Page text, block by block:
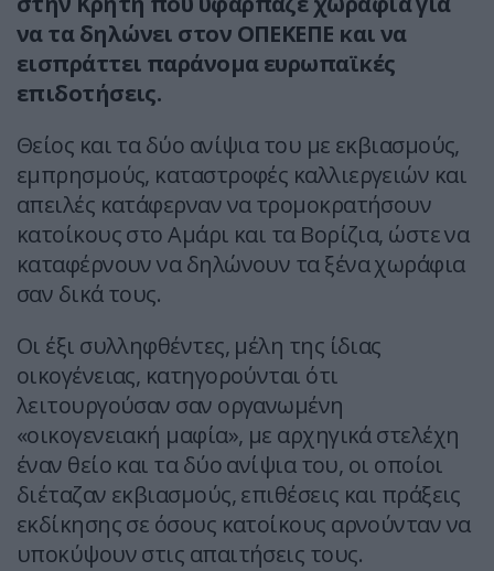
να τα δηλώνει στον ΟΠΕΚΕΠΕ και να
εισπράττει παράνομα ευρωπαϊκές
επιδοτήσεις.
Θείος και τα δύο ανίψια του με εκβιασμούς,
εμπρησμούς, καταστροφές καλλιεργειών και
απειλές κατάφερναν να τρομοκρατήσουν
κατοίκους στο Αμάρι και τα Βορίζια, ώστε να
καταφέρνουν να δηλώνουν τα ξένα χωράφια
σαν δικά τους.
Οι έξι συλληφθέντες, μέλη της ίδιας
οικογένειας, κατηγορούνται ότι
λειτουργούσαν σαν οργανωμένη
«οικογενειακή μαφία», με αρχηγικά στελέχη
έναν θείο και τα δύο ανίψια του, οι οποίοι
διέταζαν εκβιασμούς, επιθέσεις και πράξεις
εκδίκησης σε όσους κατοίκους αρνούνταν να
υποκύψουν στις απαιτήσεις τους.